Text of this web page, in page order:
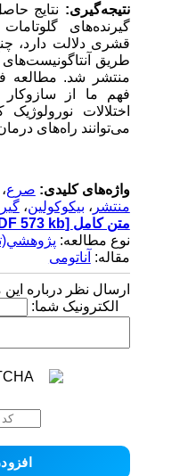
نتیجه‌گیری:نتایج
گیرنده‌های
قشری دلالت دارد،
طریق آنتاگونیست‌های
منتشر شد. مطالعه فاز
فهم ما از سازوکار
اختلالات نورولوژیک
می‌توانند راه‌های
واژه‌های کلیدی:صرع ،
منتشر، بیکوکولین،
متن کامل[PDF 573 kb]
نوع مطالعه:
مقاله:آناتومی
ارسال نظر درباره این
الکترونیک شما: